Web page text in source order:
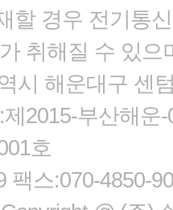
할 경우 전기통
취해질 수 있으
시 해운대구 센
2015-부산해
호
팩스:070-4850-